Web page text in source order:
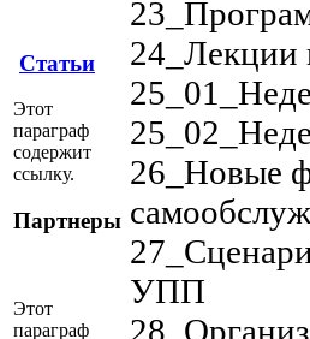
Статьи
Этот
параграф
содержит
ссылку.
Партнеры
Этот
параграф
24_Лекции
26_Новые
УПП